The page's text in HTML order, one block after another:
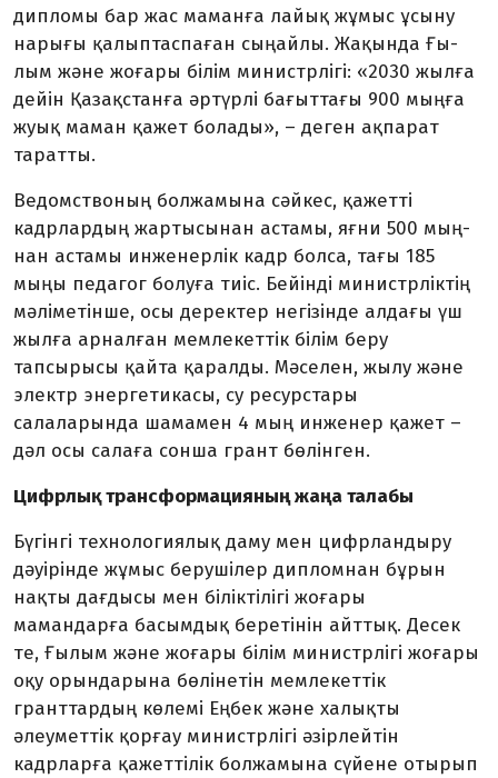
дипломы бар жас маманға лайық жұмыс ұсыну
нарығы қалып­таспаған сыңайлы. Жақында Ғы­
лым және жоғары білім минис­трлігі: «2030 жылға
дейін Қа­зақ­станға әртүрлі бағыттағы 900 мыңға
жуық маман қажет болады», – деген ақпарат
таратты.
Ведомствоның болжамына сәйкес, қажетті
кадрлардың жартысынан астамы, яғни 500 мың­
нан астамы инженерлік кадр бол­са, тағы 185
мыңы педагог болуға тиіс. Бейінді министрліктің
мәліметінше, осы деректер негі­зінде алдағы үш
жылға арналған мемлекеттік білім беру
тапсырысы қайта қаралды. Мәселен, жылу және
электр энергетикасы, су ресурстары
салаларында шамамен 4 мың инженер қажет –
дәл осы салаға сонша грант бөлінген.
Цифрлық трансформацияның жаңа талабы
Бүгінгі технологиялық даму мен цифрландыру
дәуірінде жұмыс берушілер дипломнан бұрын
нақты дағдысы мен біліктілігі жоғары
мамандарға басымдық беретінін айттық. Десек
те, Ғылым және жоғары білім министрлігі жоғары
оқу орындарына бөлінетін мемлекеттік
гранттардың көлемі Еңбек және халықты
әлеуметтік қорғау ми­нистрлігі әзірлейтін
кадрларға қажеттілік болжамына сүйене отырып